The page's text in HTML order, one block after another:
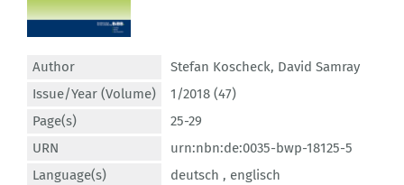
Author Stefan Koscheck, David Samray
Issue/Year (Volume)
1/2018 (47)
Page(s)
25-29
URN
urn:nbn:de:0035-bwp-18125-5
Language(s)
deutsch , englisch